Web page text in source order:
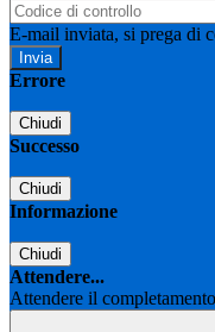
E-mail inviata, si prega di
Errore
Chiudi
Successo
Chiudi
Informazione
Chiudi
Attendere...
Attendere il